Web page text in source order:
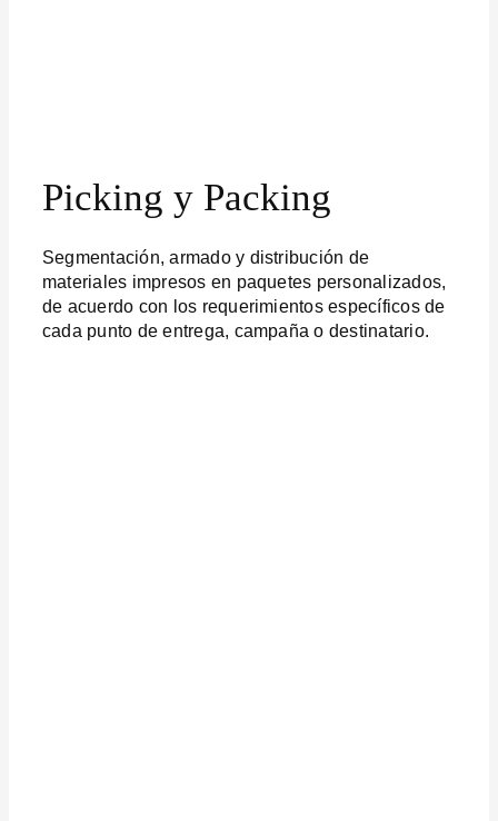
Picking y Packing
Segmentación, armado y distribución de
materiales impresos en paquetes personalizados,
de acuerdo con los requerimientos específicos de
cada punto de entrega, campaña o destinatario.